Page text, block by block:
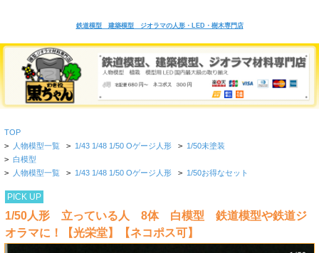
鉄道模型 建築模型 ジオラマの人形・LED・樹木専門店
TOP
> 人物模型一覧 > 1/43 1/48 1/50 Oゲージ人形 > 1/50未塗装
> 白模型
> 人物模型一覧 > 1/43 1/48 1/50 Oゲージ人形 > 1/50お得なセット
PICK UP
1/50人形 立っている人 8体 白模型 鉄道模型や鉄道ジ
オラマに！【光栄堂】【ネコポス可】